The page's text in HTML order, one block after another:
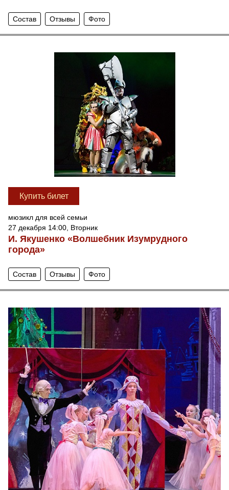
Состав Отзывы Фото
Купить билет
мюзикл для всей семьи
27 декабря 14:00, Вторник
И. Якушенко «Волшебник Изумрудного
города»
Состав Отзывы Фото